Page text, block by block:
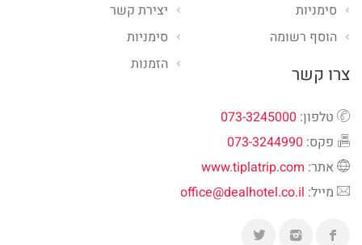
יצירת קשר
סימניות
הזמנות
סימניות
הוסף רשומה
צרו קשר
טלפון: 073-3245000
פקס: 073-3244990
אתר: www.tiplatrip.com
מייל: office@dealhotel.co.il